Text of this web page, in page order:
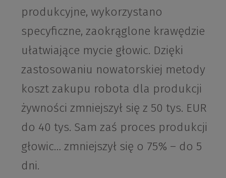
produkcyjne, wykorzystano
specyficzne, zaokrąglone krawędzie
ułatwiające mycie głowic. Dzięki
zastosowaniu nowatorskiej metody
koszt zakupu robota dla produkcji
żywności zmniejszył się z 50 tys. EUR
do 40 tys. Sam zaś proces produkcji
głowic… zmniejszył się o 75% – do 5
dni.